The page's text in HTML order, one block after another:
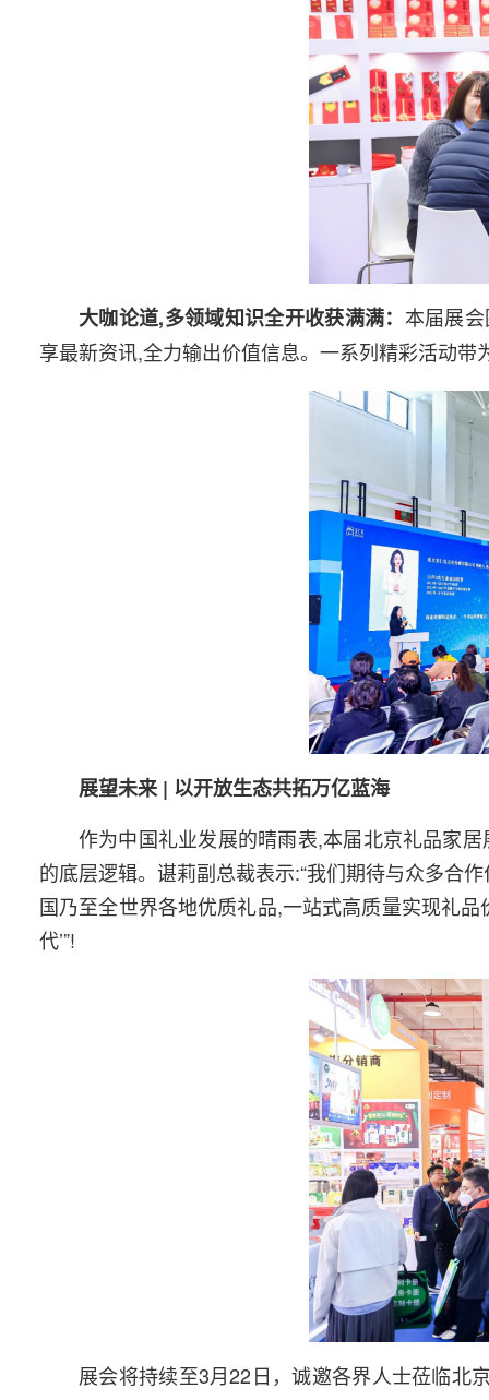
大咖论道,多领域知识全开收获满满： 本届展
享最新资讯,全力输出价值信息。一系列精彩活动
展望未来 | 以开放生态共拓万亿蓝海
作为中国礼业发展的晴雨表,本届北京礼品家
的底层逻辑。谌莉副总裁表示:“我们期待与众多合
国乃至全世界各地优质礼品,一站式高质量实现礼
代’”!
展会将持续至3月22日，诚邀各界人士莅临北